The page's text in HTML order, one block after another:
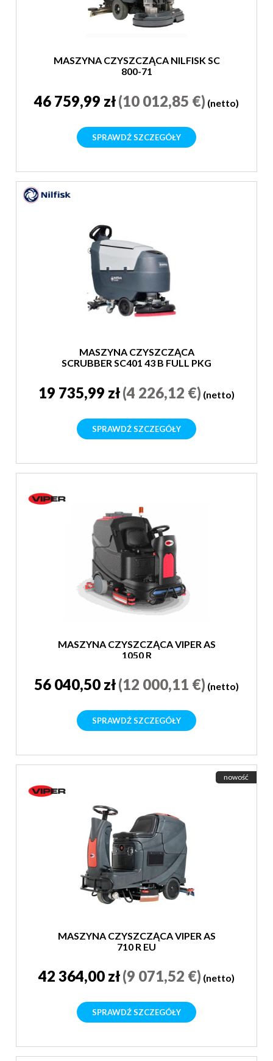
MASZYNA CZYSZCZĄCA NILFISK SC
800-71
46 759,99 zł(10 012,85 €) (netto)
SPRAWDŹ SZCZEGÓŁY
MASZYNA CZYSZCZĄCA
SCRUBBER SC401 43 B FULL PKG
19 735,99 zł(4 226,12 €) (netto)
SPRAWDŹ SZCZEGÓŁY
MASZYNA CZYSZCZĄCA VIPER AS
1050 R
56 040,50 zł(12 000,11 €) (netto)
SPRAWDŹ SZCZEGÓŁY
MASZYNA CZYSZCZĄCA VIPER AS
710 R EU
42 364,00 zł(9 071,52 €) (netto)
SPRAWDŹ SZCZEGÓŁY
nowość